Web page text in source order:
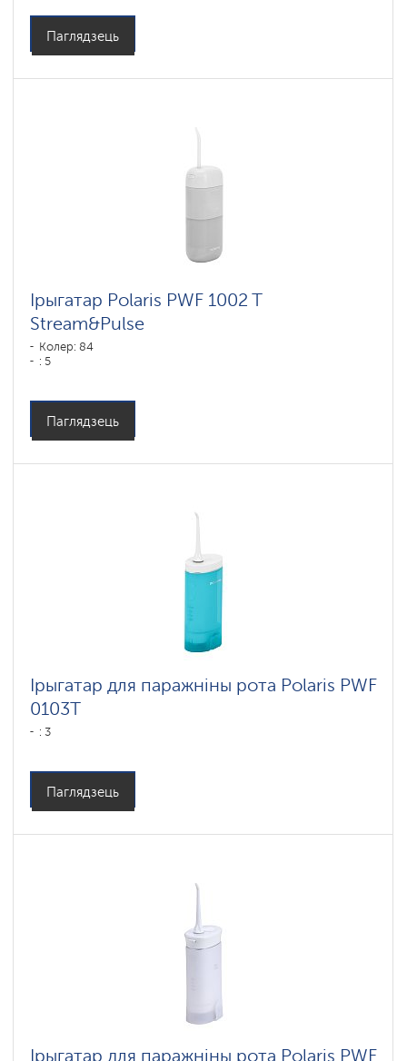
Паглядзець
Ірыгатар Polaris PWF 1002 T
Stream&Pulse
Колер: 84
: 5
Паглядзець
Ірыгатар для паражніны рота Polaris PWF
0103T
: 3
Паглядзець
Ірыгатар для паражніны рота Polaris PWF